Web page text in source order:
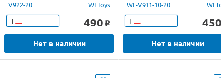
V922-20 WLToys
Т 490 o
Нет в наличии
WL-V911-10-20
Т 450
Нет в наличии